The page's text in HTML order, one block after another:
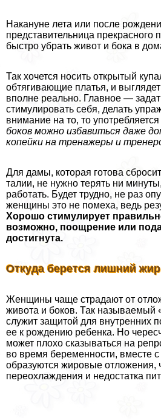
Накануне лета или после
представительница прекрасного
быстро убрать живот и бока в
Так хочется носить открытый
обтягивающие платья, и
вполне реально. Главное —
стимулировать себя, делать
внимание на то, то
боков можно избавиться даже
копейки на тренажеры и
Для дамы, которая готова
талии, не нужно терять ни
работать. Будет трудно, не раз
женщины это не помеха, ведь
Хорошо стимулирует
возможно, поощрение или
достигнута.
Откуда берется лишний
Женщины чаще страдают от
живота и боков. Так называемый
служит защитой для внутренних
ее к рождению ребенка. Но
может плохо сказываться на
во время беременности, вместе
образуются жировые отложения,
переохлаждения и недостатка